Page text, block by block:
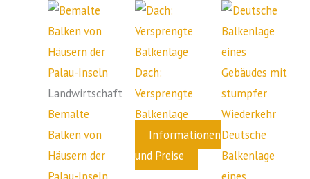
Landwirtschaft
Bemalte
Balken von
Häusern der
Dach:
Versprengte
Balkenlage
Informationen
und Preise
Deutsche
Balkenlage